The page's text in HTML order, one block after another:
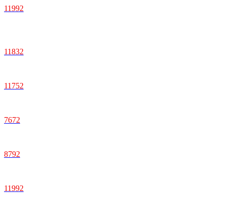
11992
11832
11752
7672
8792
11992